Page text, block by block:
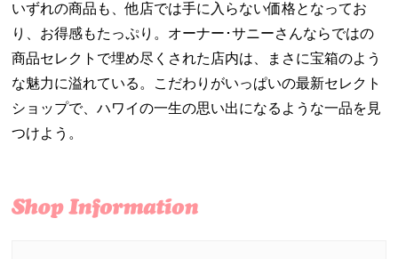
いずれの商品も、他店では手に入らない価格となってお
り、お得感もたっぷり。オーナー･サニーさんならではの
商品セレクトで埋め尽くされた店内は、まさに宝箱のよう
な魅力に溢れている。こだわりがいっぱいの最新セレクト
ショップで、ハワイの一生の思い出になるような一品を見
つけよう。